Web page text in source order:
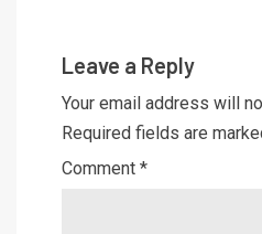
Leave a Reply
Your email address will
Required fields are
Comment *